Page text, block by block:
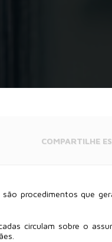
COMPARTILHE
procedimentos que
circulam sobre o